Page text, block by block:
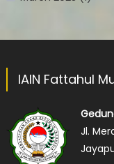
IAIN Fattahul
Jl.